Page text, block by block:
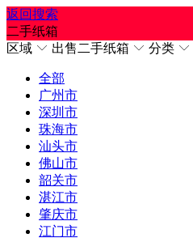
返回搜索
二手纸箱
区域
出售二手纸箱 分类
全部
广州市
深圳市
珠海市
汕头市
佛山市
韶关市
湛江市
肇庆市
江门市